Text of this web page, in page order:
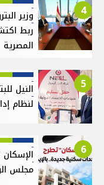
4
وزير
ربط
المصرية
5
لنظام
6
مجلس